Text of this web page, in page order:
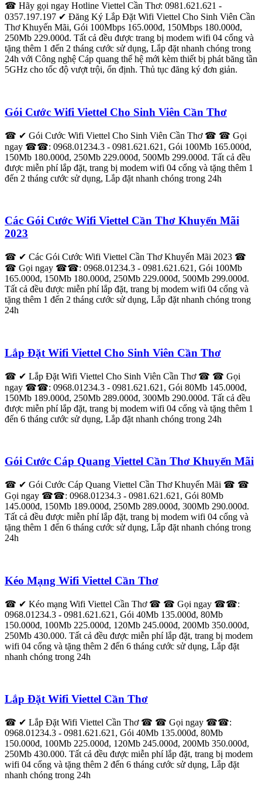
☎ Hãy gọi ngay Hotline Viettel Cần Thơ: 0981.621.621 -
0357.197.197 ✔ ‎Đăng Ký Lắp Đặt Wifi Viettel Cho Sinh Viên Cần
Thơ Khuyến Mãi, Gói 100Mbps 165.000đ, 150Mbps 180.000đ,
250Mb 229.000đ. Tất cả đều được trang bị modem wifi 04 cổng và
tặng thêm 1 đến 2 tháng cước sử dụng, Lắp đặt nhanh chóng trong
24h với Công nghệ Cáp quang thế hệ mới kèm thiết bị phát băng tần
5GHz cho tốc độ vượt trội, ổn định. Thủ tục đăng ký đơn giản.
Gói Cước Wifi Viettel Cho Sinh Viên Cần Thơ
☎ ✔ Gói Cước Wifi Viettel Cho Sinh Viên Cần Thơ ☎ ☎ Gọi
ngay ☎☎: 0968.01234.3 - 0981.621.621, Gói 100Mb 165.000đ,
150Mb 180.000đ, 250Mb 229.000đ, 500Mb 299.000đ. Tất cả đều
được miễn phí lắp đặt, trang bị modem wifi 04 cổng và tặng thêm 1
đến 2 tháng cước sử dụng, Lắp đặt nhanh chóng trong 24h
Các Gói Cước Wifi Viettel Cần Thơ Khuyến Mãi
2023
☎ ✔ Các Gói Cước Wifi Viettel Cần Thơ Khuyến Mãi 2023 ☎
☎ Gọi ngay ☎☎: 0968.01234.3 - 0981.621.621, Gói 100Mb
165.000đ, 150Mb 180.000đ, 250Mb 229.000đ, 500Mb 299.000đ.
Tất cả đều được miễn phí lắp đặt, trang bị modem wifi 04 cổng và
tặng thêm 1 đến 2 tháng cước sử dụng, Lắp đặt nhanh chóng trong
24h
Lắp Đặt Wifi Viettel Cho Sinh Viên Cần Thơ
☎ ✔ Lắp Đặt Wifi Viettel Cho Sinh Viên Cần Thơ ☎ ☎ Gọi
ngay ☎☎: 0968.01234.3 - 0981.621.621, Gói 80Mb 145.000đ,
150Mb 189.000đ, 250Mb 289.000đ, 300Mb 290.000đ. Tất cả đều
được miễn phí lắp đặt, trang bị modem wifi 04 cổng và tặng thêm 1
đến 6 tháng cước sử dụng, Lắp đặt nhanh chóng trong 24h
Gói Cước Cáp Quang Viettel Cần Thơ Khuyến Mãi
☎ ✔ Gói Cước Cáp Quang Viettel Cần Thơ Khuyến Mãi ☎ ☎
Gọi ngay ☎☎: 0968.01234.3 - 0981.621.621, Gói 80Mb
145.000đ, 150Mb 189.000đ, 250Mb 289.000đ, 300Mb 290.000đ.
Tất cả đều được miễn phí lắp đặt, trang bị modem wifi 04 cổng và
tặng thêm 1 đến 6 tháng cước sử dụng, Lắp đặt nhanh chóng trong
24h
Kéo Mạng Wifi Viettel Cần Thơ
☎ ✔ Kéo mạng Wifi Viettel Cần Thơ ☎ ☎ Gọi ngay ☎☎:
0968.01234.3 - 0981.621.621, Gói 40Mb 135.000đ, 80Mb
150.000đ, 100Mb 225.000đ, 120Mb 245.000đ, 200Mb 350.000đ,
250Mb 430.000. Tất cả đều được miễn phí lắp đặt, trang bị modem
wifi 04 cổng và tặng thêm 2 đến 6 tháng cước sử dụng, Lắp đặt
nhanh chóng trong 24h
Lắp Đặt Wifi Viettel Cần Thơ
☎ ✔ Lắp Đặt Wifi Viettel Cần Thơ ☎ ☎ Gọi ngay ☎☎:
0968.01234.3 - 0981.621.621, Gói 40Mb 135.000đ, 80Mb
150.000đ, 100Mb 225.000đ, 120Mb 245.000đ, 200Mb 350.000đ,
250Mb 430.000. Tất cả đều được miễn phí lắp đặt, trang bị modem
wifi 04 cổng và tặng thêm 2 đến 6 tháng cước sử dụng, Lắp đặt
nhanh chóng trong 24h